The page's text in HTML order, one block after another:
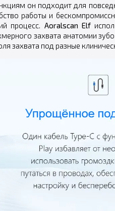
он подходит для
работы и
процесс. Aoralscan Elf
захвата анатомии
захвата под разные